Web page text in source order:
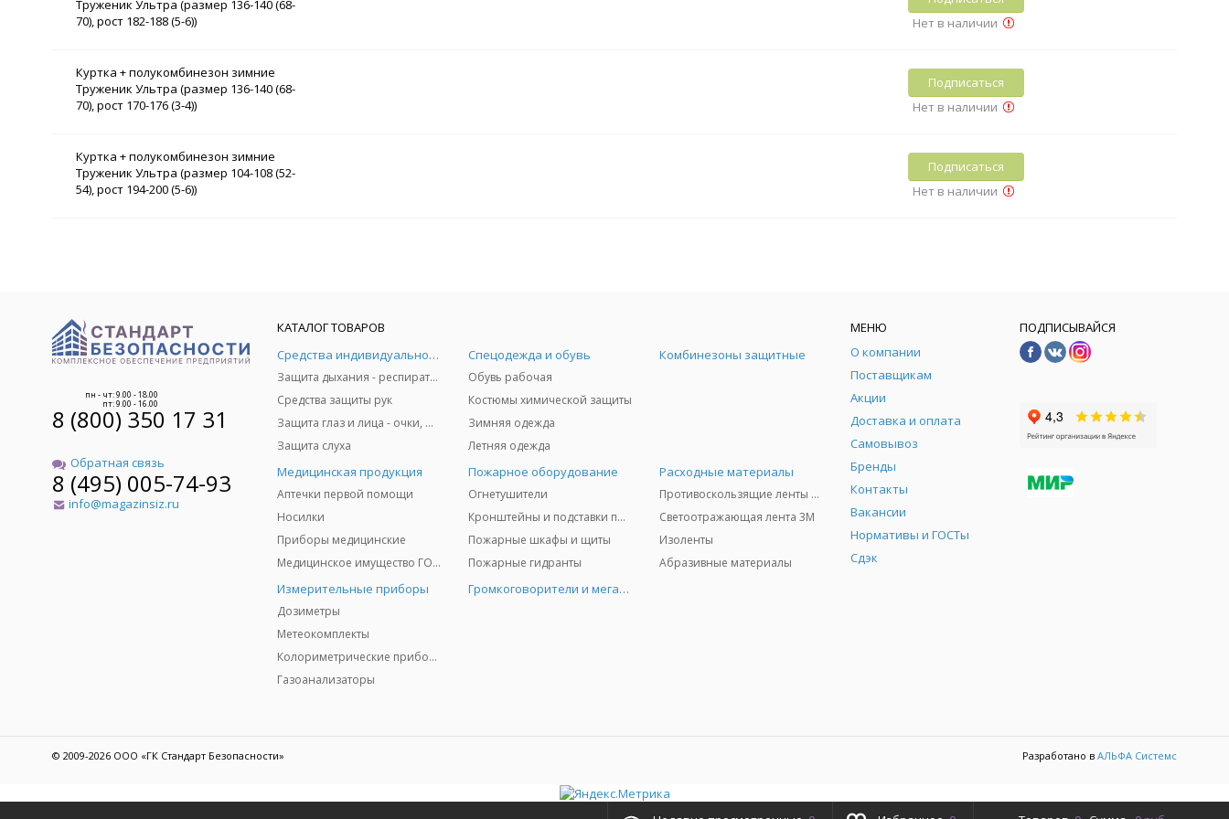
Труженик Ультра (размер 136-140 (68-
70), рост 182-188 (5-6))
Нет в наличии
Куртка + полукомбинезон зимние
Труженик Ультра (размер 136-140 (68-
70), рост 170-176 (3-4))
Подписаться
Нет в наличии
Куртка + полукомбинезон зимние
Труженик Ультра (размер 104-108 (52-
54), рост 194-200 (5-6))
Подписаться
Нет в наличии
пн - чт: 9.00 - 18.00
пт: 9.00 - 16.00
8 (800) 350 17 31
Обратная связь
8 (495) 005-74-93
info@magazinsiz.ru
КАТАЛОГ ТОВАРОВ
Средства индивидуальной защиты
Защита дыхания - респираторы, противогазы, фильтры, дозиметры
Средства защиты рук
Защита глаз и лица - очки, щитки
Защита слуха
Спецодежда и обувь
Обувь рабочая
Костюмы химической защиты
Зимняя одежда
Летняя одежда
Комбинезоны защитные
Медицинская продукция
Аптечки первой помощи
Носилки
Приборы медицинские
Медицинское имущество ГО и ЧС
Пожарное оборудование
Огнетушители
Кронштейны и подставки под огнетушители
Пожарные шкафы и щиты
Пожарные гидранты
Расходные материалы
Противоскользящие ленты 3М
Светоотражающая лента 3M
Изоленты
Абразивные материалы
Измерительные приборы
Дозиметры
Метеокомплекты
Колориметрические приборы
Газоанализаторы
Громкоговорители и мегафоны
МЕНЮ
О компании
Поставщикам
Акции
Доставка и оплата
Самовывоз
Бренды
Контакты
Вакансии
Нормативы и ГОСТы
Сдэк
ПОДПИСЫВАЙСЯ
© 2009-2026 ООО «ГК Стандарт Безопасности» Разработано в АЛЬФА Системс